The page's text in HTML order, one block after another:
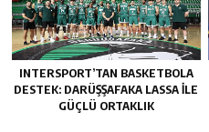
INTERSPORT’TAN BASKETBOLA
DESTEK: DARÜŞŞAFAKA LASSA ILE
GÜÇLÜ ORTAKLIK